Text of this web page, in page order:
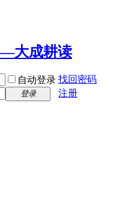
自动登录 找回密码
登录 注册